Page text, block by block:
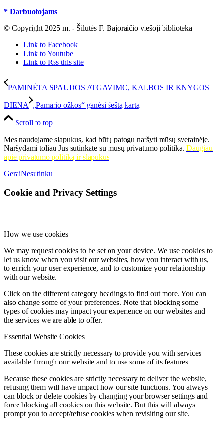
* Darbuotojams
© Copyright 2025 m. - Šilutės F. Bajoraičio viešoji biblioteka
Link to Facebook
Link to Youtube
Link to Rss this site
PAMINĖTA SPAUDOS ATGAVIMO, KALBOS IR KNYGOS
DIENA „Pamario ožkos“ ganėsi šeštą kartą
Scroll to top
Mes naudojame slapukus, kad būtų patogu naršyti mūsų svetainėje.
Naršydami toliau Jūs sutinkate su mūsų privatumo politika. Daugiau
apie privatumo politiką ir slapukus
GeraiNesutinku
Cookie and Privacy Settings
How we use cookies
We may request cookies to be set on your device. We use cookies to
let us know when you visit our websites, how you interact with us,
to enrich your user experience, and to customize your relationship
with our website.
Click on the different category headings to find out more. You can
also change some of your preferences. Note that blocking some
types of cookies may impact your experience on our websites and
the services we are able to offer.
Essential Website Cookies
These cookies are strictly necessary to provide you with services
available through our website and to use some of its features.
Because these cookies are strictly necessary to deliver the website,
refusing them will have impact how our site functions. You always
can block or delete cookies by changing your browser settings and
force blocking all cookies on this website. But this will always
prompt you to accept/refuse cookies when revisiting our site.